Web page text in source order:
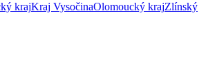
krajKraj VysočinaOlomoucký krajZlínský